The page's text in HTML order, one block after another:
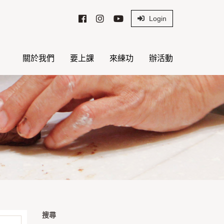
Login
關於我們 要上課 來練功 辦活動
搜尋